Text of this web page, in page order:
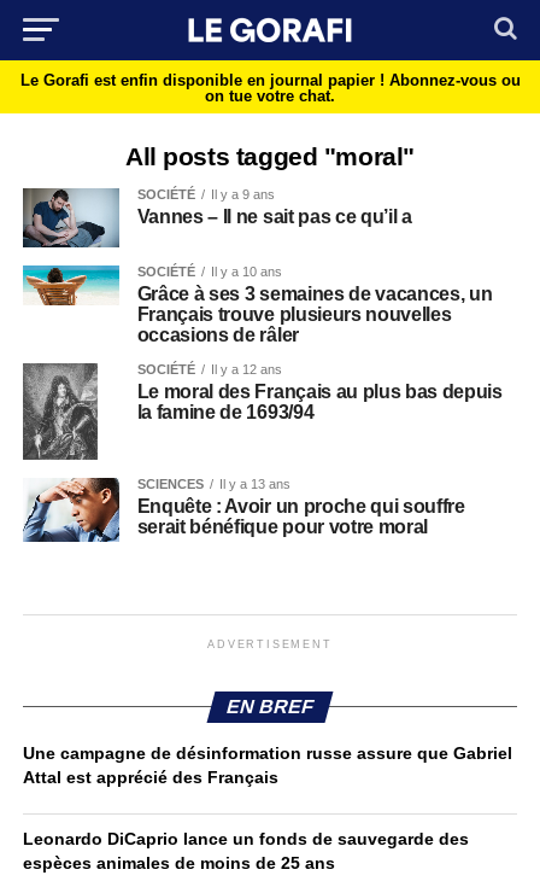
Le Gorafi est enfin disponible en journal papier ! Abonnez-vous ou
on tue votre chat.
All posts tagged "moral"
SOCIÉTÉ Il y a 9 ans
Vannes – Il ne sait pas ce qu’il a
SOCIÉTÉ Il y a 10 ans
Grâce à ses 3 semaines de vacances, un
Français trouve plusieurs nouvelles
occasions de râler
SOCIÉTÉ Il y a 12 ans
Le moral des Français au plus bas depuis
la famine de 1693/94
SCIENCES Il y a 13 ans
Enquête : Avoir un proche qui souffre
serait bénéfique pour votre moral
ADVERTISEMENT
EN BREF
Une campagne de désinformation russe assure que Gabriel
Attal est apprécié des Français
Leonardo DiCaprio lance un fonds de sauvegarde des
espèces animales de moins de 25 ans